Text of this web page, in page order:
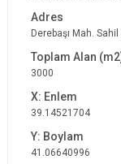
Derebaşı Mah.
3000
39.14521704
41.06640996